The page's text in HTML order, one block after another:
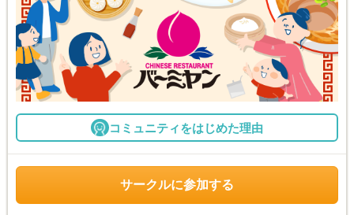
コミュニティをはじめた理由
サークルに参加する